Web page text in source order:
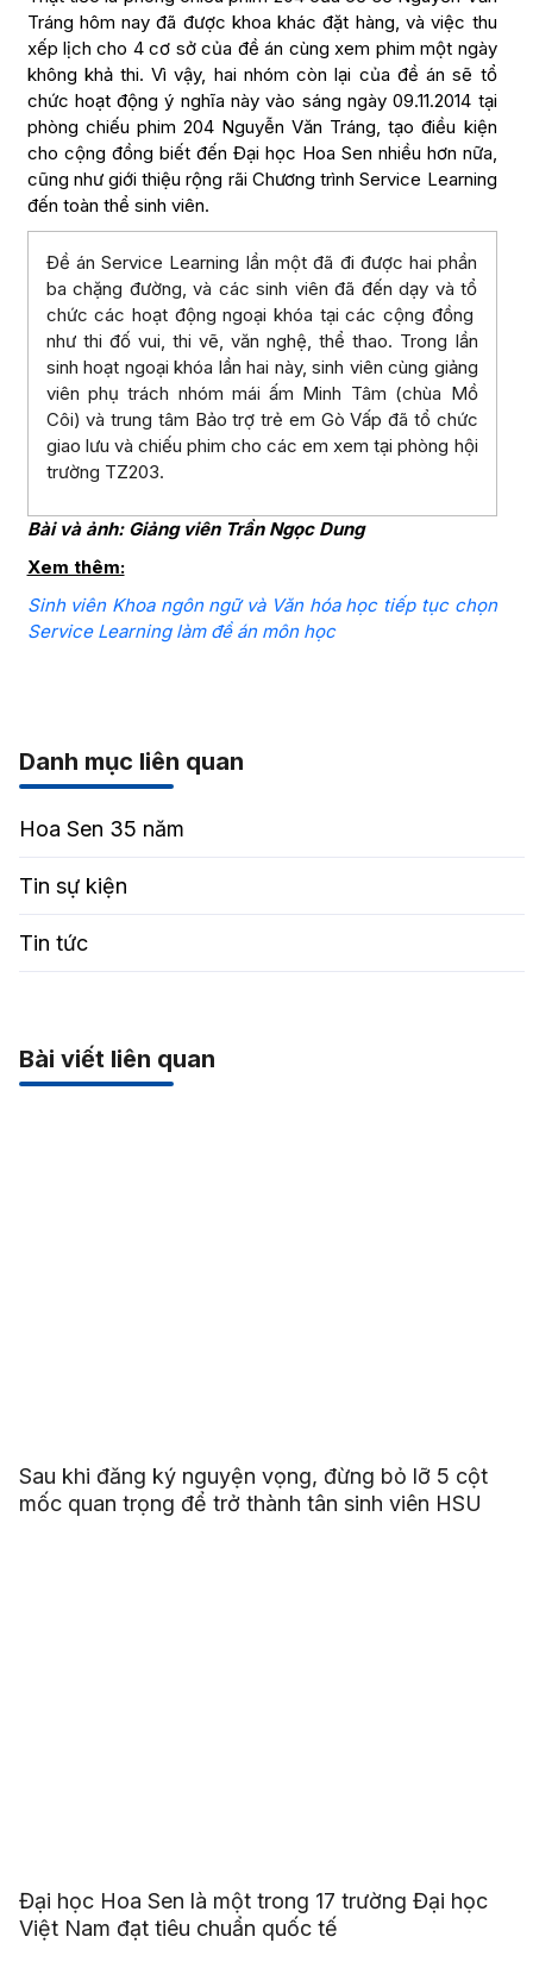
Tráng hôm nay đã được khoa khác đặt hàng, và việc thu
xếp lịch cho 4 cơ sở của đề án cùng xem phim một ngày
không khả thi. Vì vậy, hai nhóm còn lại của đề án sẽ tổ
chức hoạt động ý nghĩa này vào sáng ngày 09.11.2014 tại
phòng chiếu phim 204 Nguyễn Văn Tráng, tạo điều kiện
cho cộng đồng biết đến Đại học Hoa Sen nhiều hơn nữa,
cũng như giới thiệu rộng rãi Chương trình Service Learning
đến toàn thể sinh viên.
Đề án Service Learning lần một đã đi được hai phần
ba chặng đường, và các sinh viên đã đến dạy và tổ
chức các hoạt động ngoại khóa tại các cộng đồng
như thi đố vui, thi vẽ, văn nghệ, thể thao. Trong lần
sinh hoạt ngoại khóa lần hai này, sinh viên cùng giảng
viên phụ trách nhóm mái ấm Minh Tâm (chùa Mồ
Côi) và trung tâm Bảo trợ trẻ em Gò Vấp đã tổ chức
giao lưu và chiếu phim cho các em xem tại phòng hội
trường TZ203.
Bài và ảnh: Giảng viên Trần Ngọc Dung
Xem thêm:
Sinh viên Khoa ngôn ngữ và Văn hóa học tiếp tục chọn
Service Learning làm đề án môn học
Danh mục liên quan
Hoa Sen 35 năm
Tin sự kiện
Tin tức
Bài viết liên quan
Sau khi đăng ký nguyện vọng, đừng bỏ lỡ 5 cột
mốc quan trọng để trở thành tân sinh viên HSU
Đại học Hoa Sen là một trong 17 trường Đại học
Việt Nam đạt tiêu chuẩn quốc tế